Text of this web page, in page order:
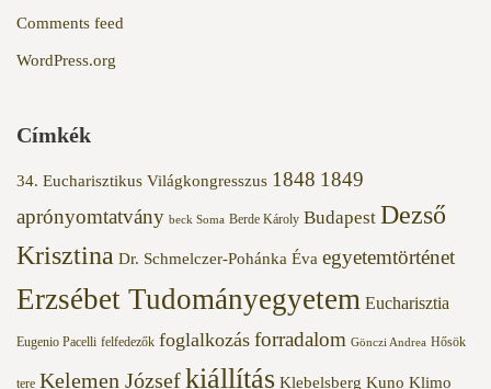
Comments feed
WordPress.org
Címkék
34. Eucharisztikus Világkongresszus 1848 1849
aprónyomtatvány beck Soma Berde Károly Budapest Dezső
Krisztina Dr. Schmelczer-Pohánka Éva egyetemtörténet
Erzsébet Tudományegyetem Eucharisztia
Eugenio Pacelli felfedezők foglalkozás forradalom Gönczi Andrea Hősök
tere Kelemen Józsefkiállítás Klebelsberg Kuno Klimo